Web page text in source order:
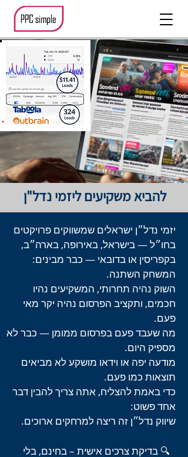
להביא משקיעים ליזמי נדל"ן
יזמי נדל״ן ישראלים שמשווקים פרויקטים
בחו״ל — בישראל, באירופה, בארה״ב,
בקפריסין או בדובאי — כבר מבינים:
המשחק השתנה.
השוק נהיה תחרותי, המשקיעים נהיו
חכמים, ותקציב הפרסום נהיה יקר מאי
פעם.
מה שעבד פעם בפרסום ממומן — כבר לא
מספיק היום.
מודעה יפה או וידאו מושקע לא מביאים
תוצאות כמו פעם.
כדי באמת להצליח, אתה צריך להבין דבר
אחד פשוט:
שיווק נדל״ן זה ריצה למרחקים ארוכים.
🔍 בדיקת צרכים אישית – בחינם, בלי